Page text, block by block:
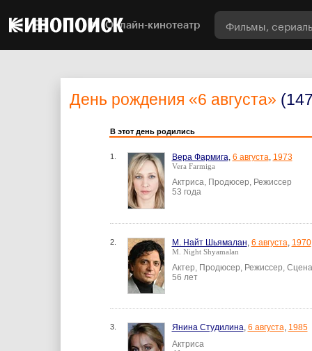
Онлайн-кинотеатр
День рождения «6 августа»
В этот день родились
1. Вера Фармига, 6 августа, 1973
Vera Farmiga
Актриса, Продюсер, Режиссер
53 года
2. М. Найт Шьямалан, 6 августа, 1970
M. Night Shyamalan
Актер, Продюсер, Режиссер,
56 лет
3. Янина Студилина, 6 августа, 1985
Актриса